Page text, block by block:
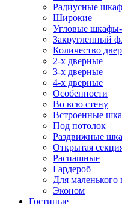
Радиусные
Широкие
Угловые
Закругленный
Количество
2-х дверные
3-х дверные
4-х дверные
Особенности
Во всю стену
Встроенные
Под потолок
Раздвижные
Открытая
Распашные
Гардероб
Для
Эконом
Гостиные